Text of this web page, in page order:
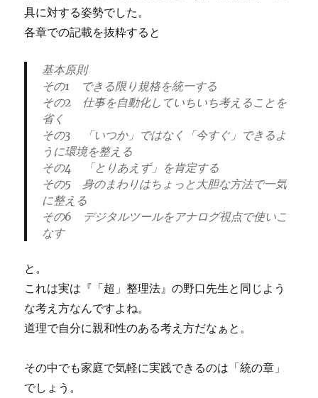
具に対する姿勢でした。
各章での記載を抜粋すると
基本原則
その1 できる限り規格を統一する
その2 仕事を自動化していちいち考えることを
省く
その3 「いつか」ではなく「今すぐ」できるよ
うに環境を整える
その4 「とりあえず」を肯定する
その5 身のまわりはちょっと大胆な方法で一気
に整える
その6 デジタルツールをアナログ視点で使いこ
なす
と。
これは実は『「超」整理法』の野口先生と同じよう
な考え方なんですよね。
道理で自分に親和性のある考え方だなぁと。
その中でも家庭で気軽に実践できるのは「統の章」
でしょう。